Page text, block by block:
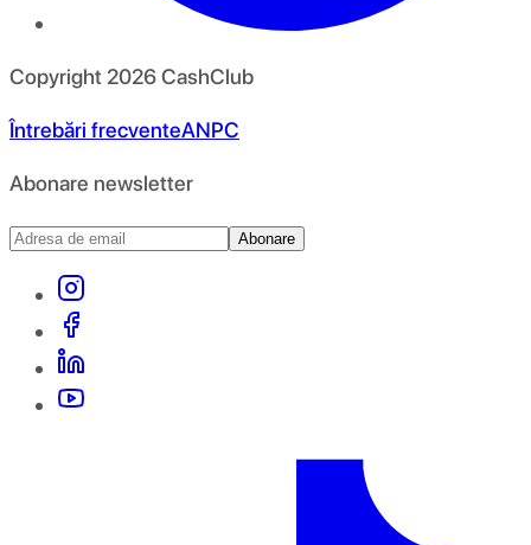
Copyright 2026CashClub
Întrebări frecventeANPC
Abonare newsletter
Abonare